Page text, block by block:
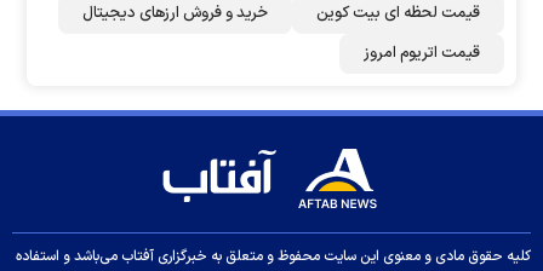
قیمت لحظه ای بیت کوین
خرید و فروش ارزهای دیجیتال
قیمت اتریوم امروز
کلیه حقوق مادی و معنوی این سایت محفوظ و متعلق به خبرگزاری آفتاب می‌باشد و استفاده